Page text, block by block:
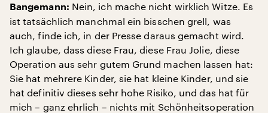
Bangemann: Nein, ich mache nicht wirklich Witze. Es
ist tatsächlich manchmal ein bisschen grell, was
auch, finde ich, in der Presse daraus gemacht wird.
Ich glaube, dass diese Frau, diese Frau Jolie, diese
Operation aus sehr gutem Grund machen lassen hat:
Sie hat mehrere Kinder, sie hat kleine Kinder, und sie
hat definitiv dieses sehr hohe Risiko, und das hat für
mich – ganz ehrlich – nichts mit Schönheitsoperation